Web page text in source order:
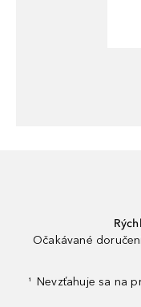
Očakávané
¹ Nevzťahuje sa na